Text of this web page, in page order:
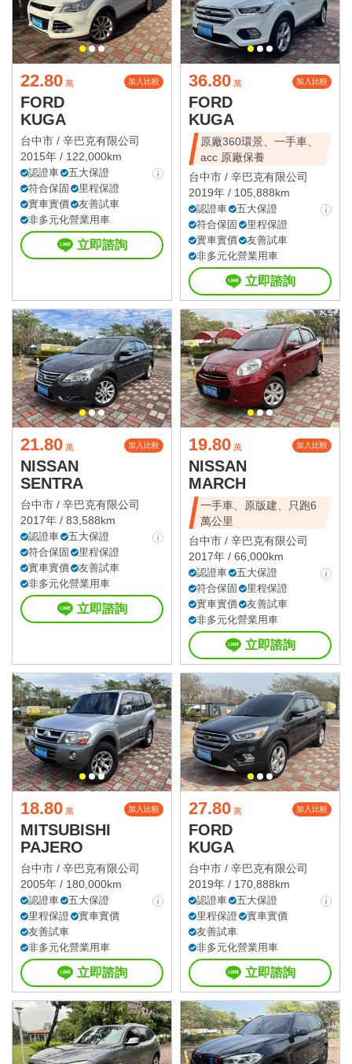
22.80 萬 加入比較
FORD
KUGA
台中市 / 辛巴克有限公司
2015年 / 122,000km
認證車
五大保證
符合保固
里程保證
實車實價
友善試車
非多元化營業用車
立即諮詢
36.80 萬 加入比較
FORD
KUGA
原廠360環景、一手車、
acc 原廠保養
台中市 / 辛巴克有限公司
2019年 / 105,888km
認證車
五大保證
符合保固
里程保證
實車實價
友善試車
非多元化營業用車
立即諮詢
21.80 萬 加入比較
NISSAN
SENTRA
台中市 / 辛巴克有限公司
2017年 / 83,588km
認證車
五大保證
符合保固
里程保證
實車實價
友善試車
非多元化營業用車
立即諮詢
19.80 萬 加入比較
NISSAN
MARCH
一手車、原版建、只跑6
萬公里
台中市 / 辛巴克有限公司
2017年 / 66,000km
認證車
五大保證
符合保固
里程保證
實車實價
友善試車
非多元化營業用車
立即諮詢
18.80 萬 加入比較
MITSUBISHI
PAJERO
台中市 / 辛巴克有限公司
2005年 / 180,000km
認證車
五大保證
里程保證
實車實價
友善試車
非多元化營業用車
立即諮詢
27.80 萬 加入比較
FORD
KUGA
台中市 / 辛巴克有限公司
2019年 / 170,888km
認證車
五大保證
里程保證
實車實價
友善試車
非多元化營業用車
立即諮詢